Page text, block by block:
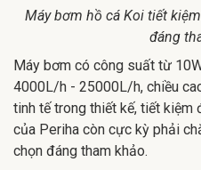
Máy bơm hồ cá Koi tiết
đáng
Máy bơm có công suất từ
4000L/h - 25000L/h, chiều
tinh tế trong thiết kế, tiết kiệm
của Periha còn cực kỳ phải
chọn đáng tham khảo.